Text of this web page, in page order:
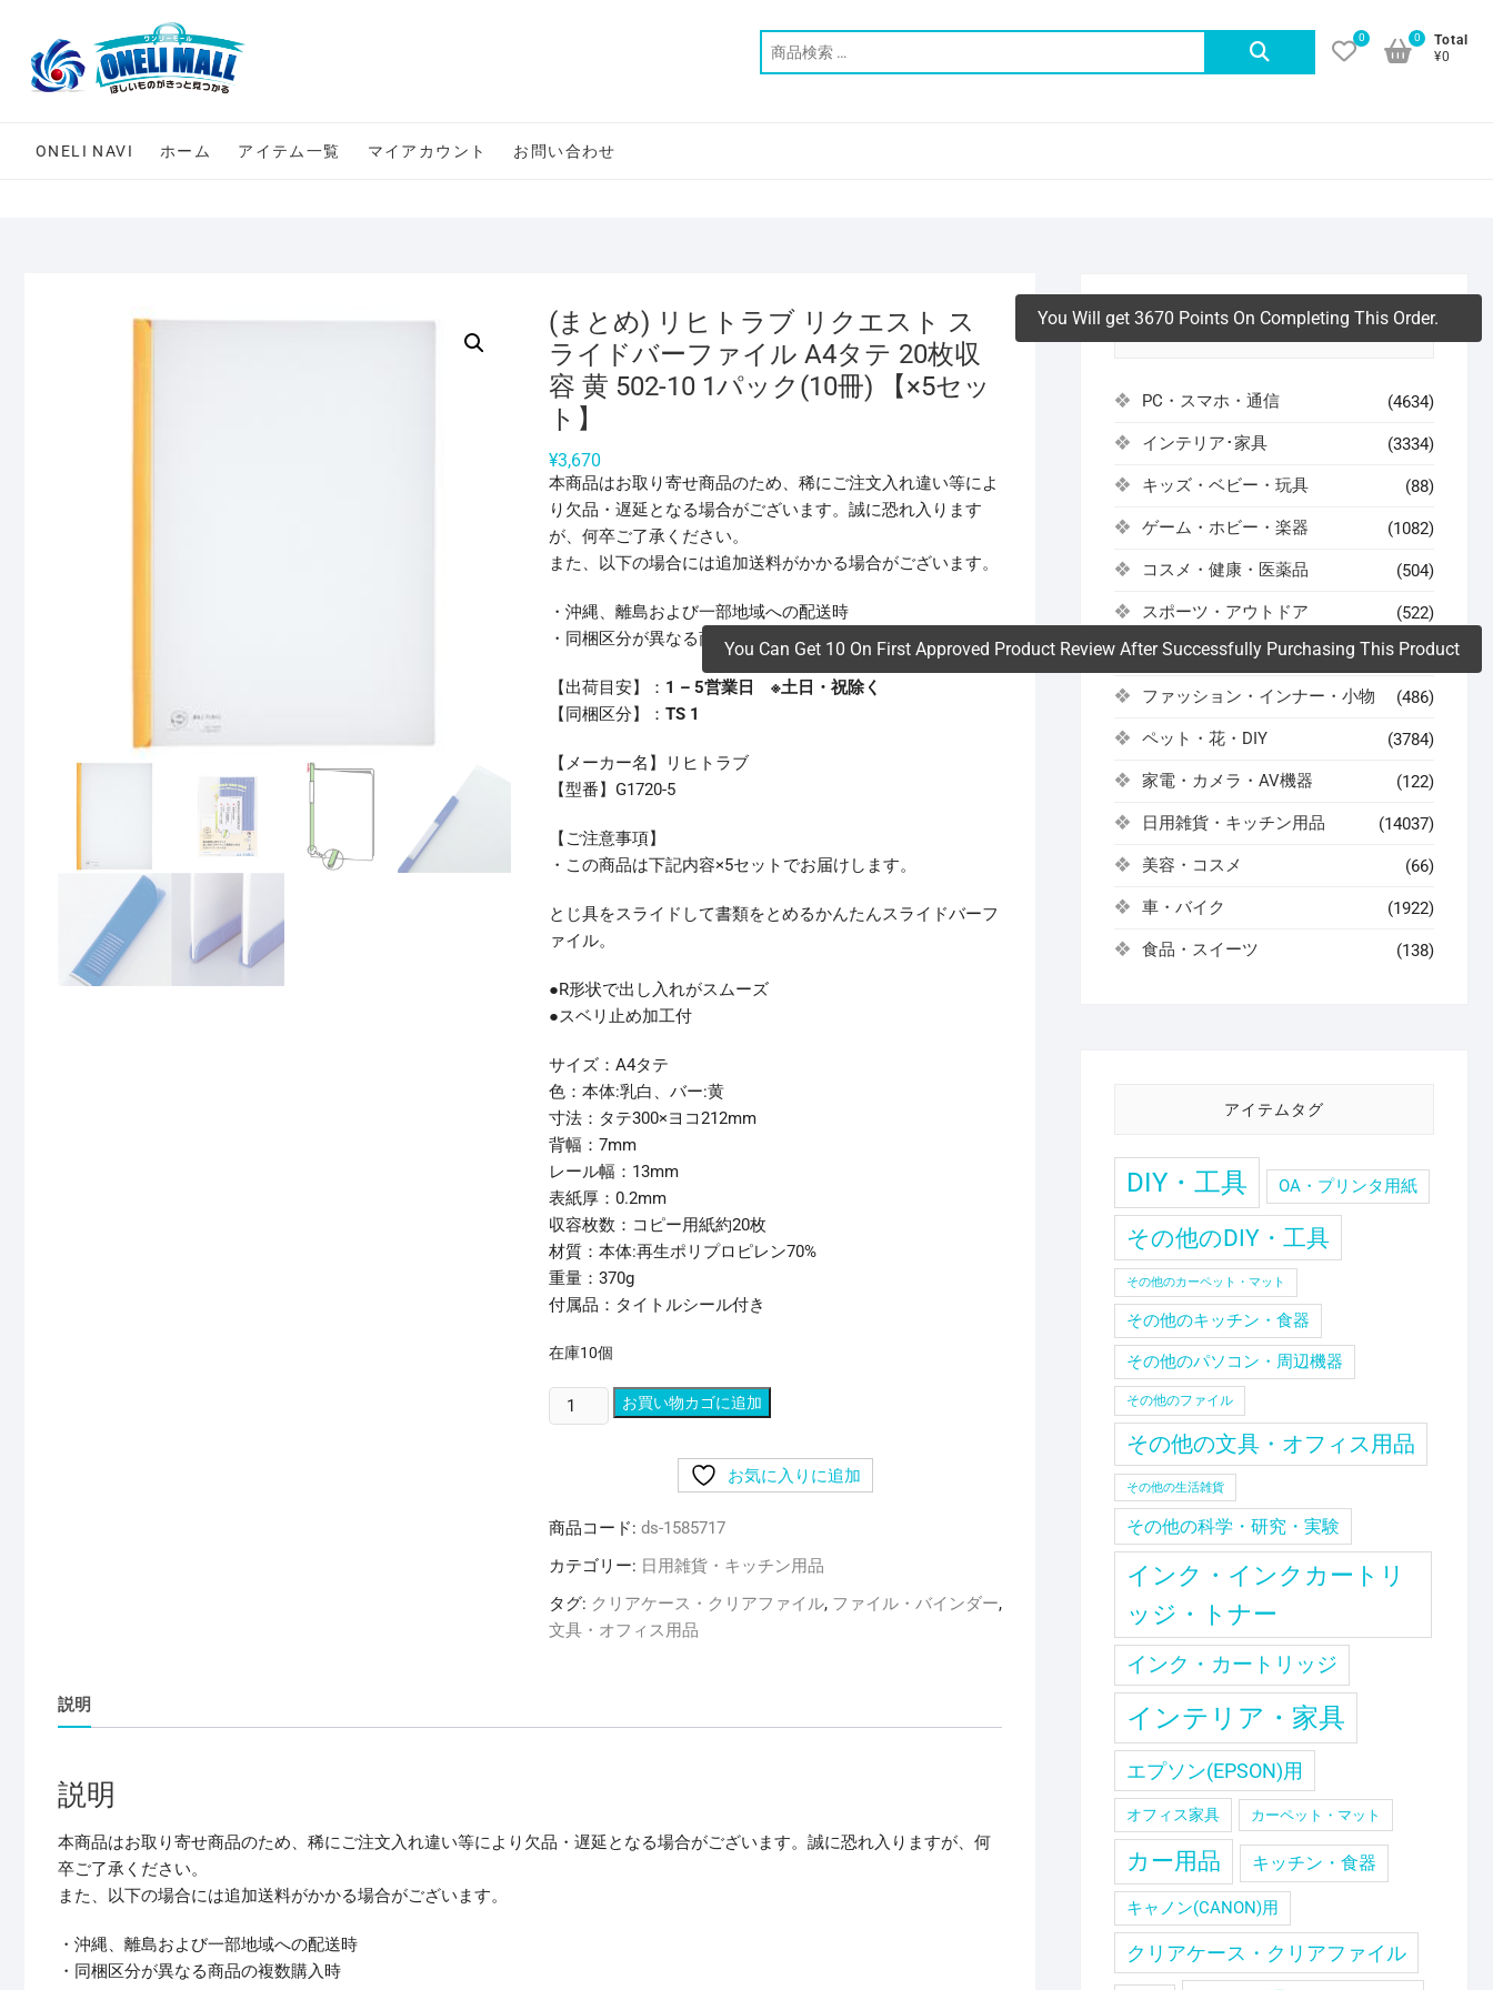
content
0
Total
¥0
0
ONELI NAVI ホーム アイテム一覧 マイアカウント お問い合わせ
(まとめ) リヒトラブ リクエスト ス
ライドバーファイル A4タテ 20枚収
容 黄 502-10 1パック(10冊) 【×5セッ
ト】
¥3,670
本商品はお取り寄せ商品のため、稀にご注文入れ違い等によ
り欠品・遅延となる場合がございます。誠に恐れ入ります
が、何卒ご了承ください。
また、以下の場合には追加送料がかかる場合がございます。
・沖縄、離島および一部地域への配送時
・同梱区分が異なる商品の複数購入時
【出荷目安】： 1 – 5営業日 ※土日・祝除く
【同梱区分】： TS 1
【メーカー名】リヒトラブ
【型番】G1720-5
【ご注意事項】
・この商品は下記内容×5セットでお届けします。
とじ具をスライドして書類をとめるかんたんスライドバーフ
ァイル。
●R形状で出し入れがスムーズ
●スベリ止め加工付
サイズ：A4タテ
色：本体:乳白、バー:黄
寸法：タテ300×ヨコ212mm
背幅：7mm
レール幅：13mm
表紙厚：0.2mm
収容枚数：コピー用紙約20枚
材質：本体:再生ポリプロピレン70%
重量：370g
付属品：タイトルシール付き
在庫10個
You Will get 3670 Points On Completing This Order.
You Can Get 10 On First Approved Product Review After Successfully Purchasing This Product
(ま
と
ト
ラ
リ
ク
バ
お買い物カゴに追加
お気に入りに追加
商品コード: ds-1585717
カテゴリー: 日用雑貨・キッチン用品
タグ: クリアケース・クリアファイル, ファイル・バインダー,
文具・オフィス用品
説明
説明
本商品はお取り寄せ商品のため、稀にご注文入れ違い等により欠品・遅延となる場合がございます。誠に恐れ入りますが、何
卒ご了承ください。
また、以下の場合には追加送料がかかる場合がございます。
・沖縄、離島および一部地域への配送時
・同梱区分が異なる商品の複数購入時
アイテムカテゴリ
PC・スマホ・通信 (4634)
インテリア･家具 (3334)
キッズ・ベビー・玩具 (88)
ゲーム・ホビー・楽器 (1082)
コスメ・健康・医薬品 (504)
スポーツ・アウトドア (522)
ドリンク・お酒 (59)
ファッション・インナー・小物 (486)
ペット・花・DIY (3784)
家電・カメラ・AV機器 (122)
日用雑貨・キッチン用品 (14037)
美容・コスメ (66)
車・バイク (1922)
食品・スイーツ (138)
アイテムタグ
DIY・工具 OA・プリンタ用紙
その他のDIY・工具
その他のカーペット・マット
その他のキッチン・食器
その他のパソコン・周辺機器
その他のファイル
その他の文具・オフィス用品
その他の生活雑貨
その他の科学・研究・実験
インク・インクカートリ
ッジ・トナー
インク・カートリッジ
インテリア・家具
エプソン(EPSON)用
オフィス家具 カーペット・マット
カー用品 キッチン・食器
キャノン(CANON)用
クリアケース・クリアファイル